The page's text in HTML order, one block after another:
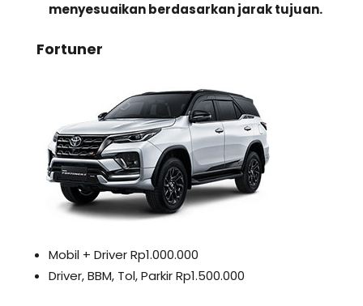
menyesuaikan berdasarkan jarak tujuan.
Fortuner
Mobil + Driver Rp1.000.000
Driver, BBM, Tol, Parkir Rp1.500.000